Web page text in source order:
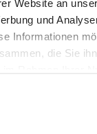
Website an
und
Informationen
die Sie